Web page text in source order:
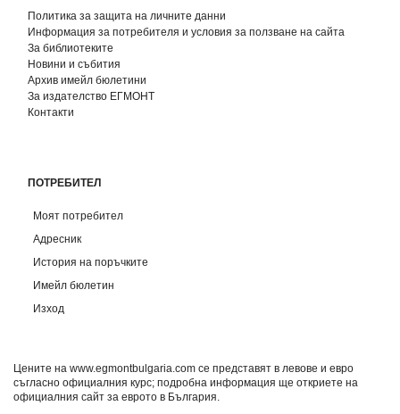
Политика за защита на личните данни
Информация за потребителя и условия за ползване на сайта
За библиотеките
Новини и събития
Архив имейл бюлетини
За издателство ЕГМОНТ
Контакти
ПОТРЕБИТЕЛ
Моят потребител
Адресник
История на поръчките
Имейл бюлетин
Изход
Цените на www.egmontbulgaria.com се представят в левове и евро
съгласно официалния курс; подробна информация ще откриете на
официалния сайт за еврото в България